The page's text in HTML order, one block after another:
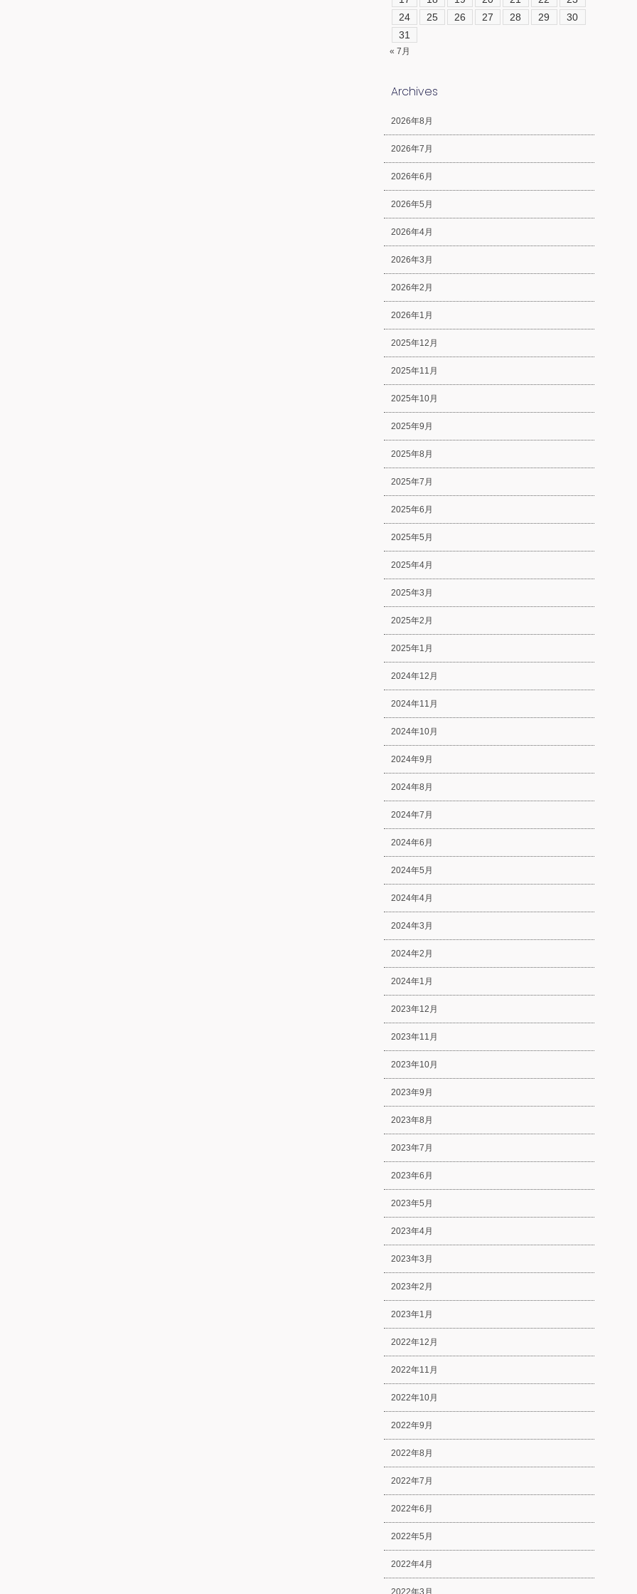
24
25 26 27 28 29
30
31
« 7月
Archives
2026年8月
2026年7月
2026年6月
2026年5月
2026年4月
2026年3月
2026年2月
2026年1月
2025年12月
2025年11月
2025年10月
2025年9月
2025年8月
2025年7月
2025年6月
2025年5月
2025年4月
2025年3月
2025年2月
2025年1月
2024年12月
2024年11月
2024年10月
2024年9月
2024年8月
2024年7月
2024年6月
2024年5月
2024年4月
2024年3月
2024年2月
2024年1月
2023年12月
2023年11月
2023年10月
2023年9月
2023年8月
2023年7月
2023年6月
2023年5月
2023年4月
2023年3月
2023年2月
2023年1月
2022年12月
2022年11月
2022年10月
2022年9月
2022年8月
2022年7月
2022年6月
2022年5月
2022年4月
2022年3月